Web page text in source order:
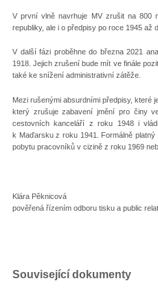
V první vlně navrhuje MV zrušit na 800
republiky, ale i o předpisy po roce 1945 až
V další fázi proběhne do března 2021
1918. Jejich zrušení bude mít ve finále
také ke snížení administrativní zátěže.
Mezi rušenými absurdními předpisy, které
který zrušuje zabavení jmění pro činy
cestovních kanceláří z roku 1948 i
k Maďarsku z roku 1941. Formálně
pobytu pracovníků v cizině z roku 1969
Klára Pěknicová
pověřená řízením odboru tisku a public
Související dokumenty